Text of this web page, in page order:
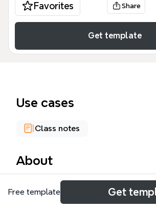
Favorites Share
Get template
Use cases
Class notes
About
《第三部分：数据展现》思维导图模板
常用数据可视化图表类型及其适用场景
Free template Get